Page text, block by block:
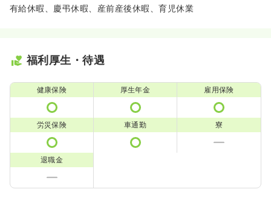
有給休暇、慶弔休暇、産前産後休暇、育児休業
福利厚生・待遇
健康保険 厚生年金 雇用保険
労災保険 車通勤 寮
退職金